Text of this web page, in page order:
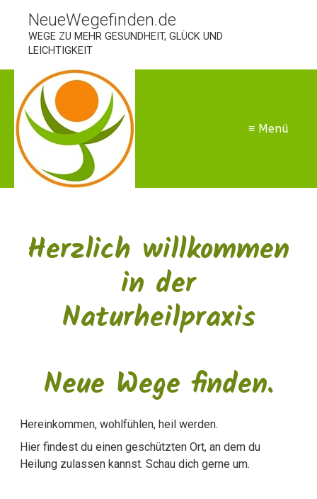
NeueWegefinden.de
WEGE ZU MEHR GESUNDHEIT, GLÜCK UND
LEICHTIGKEIT
≡ Menü
Herzlich willkommen
in der
Naturheilpraxis
Neue Wege finden.
Hereinkommen, wohlfühlen, heil werden.
Hier findest du einen geschützten Ort, an dem du
Heilung zulassen kannst. Schau dich gerne um.